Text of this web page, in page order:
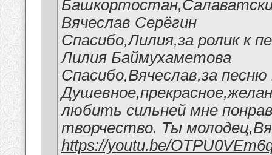
Вячеслав Серёгин
Спасибо,Лилия,за ролик к
Лилия Баймухаметова
Спасибо,Вячеслав,за песню
любить сильней мне
творчество. Ты
https://youtu.be/